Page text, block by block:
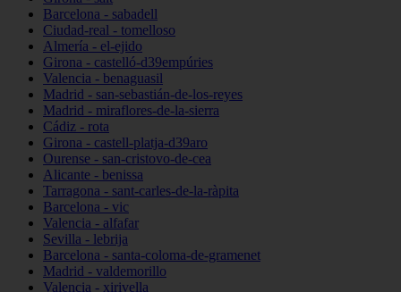
Barcelona - sabadell
Ciudad-real - tomelloso
Almería - el-ejido
Girona - castelló-d39empúries
Valencia - benaguasil
Madrid - san-sebastián-de-los-reyes
Madrid - miraflores-de-la-sierra
Cádiz - rota
Girona - castell-platja-d39aro
Ourense - san-cristovo-de-cea
Alicante - benissa
Tarragona - sant-carles-de-la-ràpita
Barcelona - vic
Valencia - alfafar
Sevilla - lebrija
Barcelona - santa-coloma-de-gramenet
Madrid - valdemorillo
Valencia - xirivella